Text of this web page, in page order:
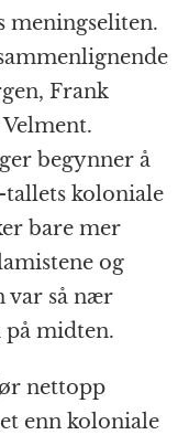
meningseliten.
Frank
begynner å
koloniale
bare mer
og
var så nær
på midten.
nettopp
enn koloniale